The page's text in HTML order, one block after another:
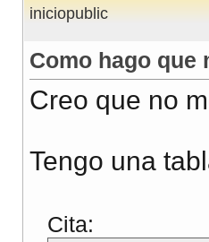
iniciopublic
Como hago que
Creo que no
Tengo una
Cita: